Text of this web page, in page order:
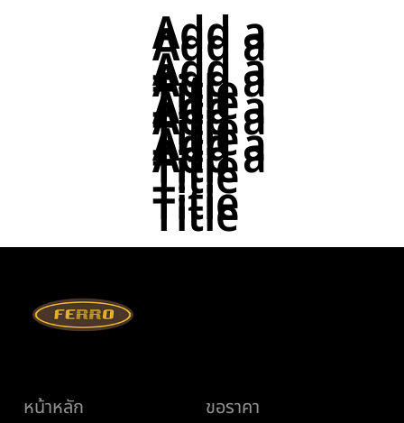
Add a
Title
Add a
Title
Add a
Title
Add a
Title
Add a
Title
Add a
Title
Add a
Title
Add a
Title
หน้าหลัก
ขอราคา